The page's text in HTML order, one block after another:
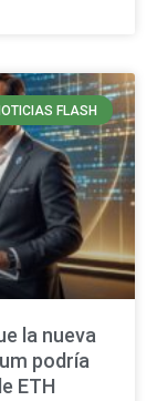
FLASH
la nueva
podría
ETH